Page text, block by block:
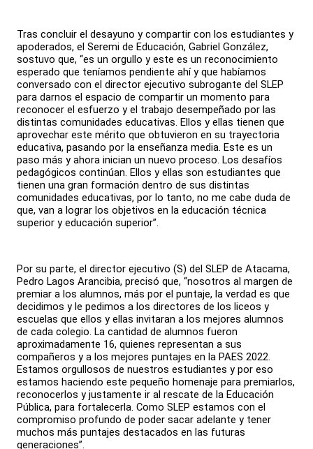
Tras concluir el desayuno y compartir con los estudiantes y
apoderados, el Seremi de Educación, Gabriel González,
sostuvo que, “es un orgullo y este es un reconocimiento
esperado que teníamos pendiente ahí y que habíamos
conversado con el director ejecutivo subrogante del SLEP
para darnos el espacio de compartir un momento para
reconocer el esfuerzo y el trabajo desempeñado por las
distintas comunidades educativas. Ellos y ellas tienen que
aprovechar este mérito que obtuvieron en su trayectoria
educativa, pasando por la enseñanza media. Este es un
paso más y ahora inician un nuevo proceso. Los desafíos
pedagógicos continúan. Ellos y ellas son estudiantes que
tienen una gran formación dentro de sus distintas
comunidades educativas, por lo tanto, no me cabe duda de
que, van a lograr los objetivos en la educación técnica
superior y educación superior”.
Por su parte, el director ejecutivo (S) del SLEP de Atacama,
Pedro Lagos Arancibia, precisó que, “nosotros al margen de
premiar a los alumnos, más por el puntaje, la verdad es que
decidimos y le pedimos a los directores de los liceos y
escuelas que ellos y ellas invitaran a los mejores alumnos
de cada colegio. La cantidad de alumnos fueron
aproximadamente 16, quienes representan a sus
compañeros y a los mejores puntajes en la PAES 2022.
Estamos orgullosos de nuestros estudiantes y por eso
estamos haciendo este pequeño homenaje para premiarlos,
reconocerlos y justamente ir al rescate de la Educación
Pública, para fortalecerla. Como SLEP estamos con el
compromiso profundo de poder sacar adelante y tener
muchos más puntajes destacados en las futuras
generaciones”.